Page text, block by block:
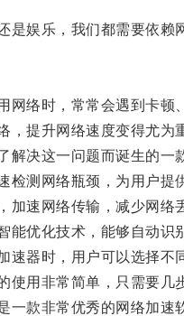
娱乐，我们都需要依赖
络时，常常会遇到卡顿、
提升网络速度变得尤为
决这一问题而诞生的一
测网络瓶颈，为用户提
速网络传输，减少网络
优化技术，能够自动识
器时，用户可以选择不
用非常简单，只需要几
款非常优秀的网络加速